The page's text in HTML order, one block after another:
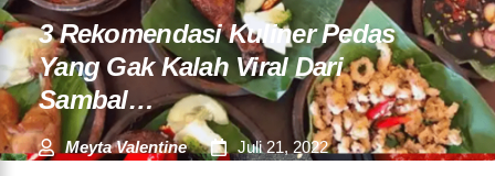
3 Rekomendasi Kuliner Pedas
Yang Gak Kalah Viral Dari
Sambal…
Meyta Valentine Juli 21, 2022